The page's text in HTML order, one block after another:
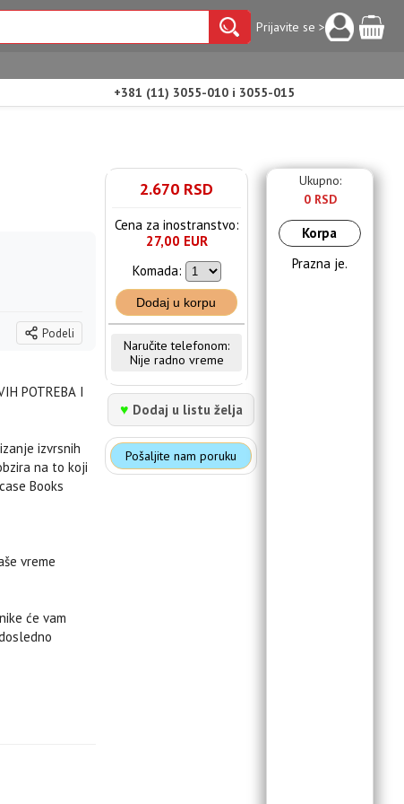
Prijavite se >
+381 (11) 3055-010 i 3055-015
Podeli
POTREBA I
izvrsnih
na to koji
Books
vreme
će vam
2.670 RSD
Cena za inostranstvo:
27,00 EUR
Komada:
Dodaj u korpu
Naručite telefonom:
Nije radno vreme
♥ Dodaj u listu želja
Pošaljite nam poruku
Ukupno:
0 RSD
Korpa
Prazna je.